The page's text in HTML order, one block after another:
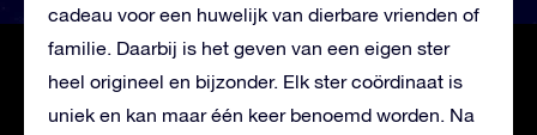
cadeau voor een huwelijk van dierbare vrienden of
familie. Daarbij is het geven van een eigen ster
heel origineel en bijzonder. Elk ster coördinaat is
uniek en kan maar één keer benoemd worden. Na